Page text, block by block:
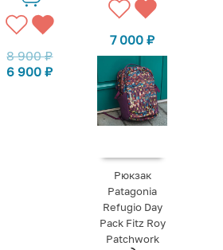
8 900₽
6 900₽
7 000₽
Рюкзак
Patagonia
Refugio Day
Pack Fitz Roy
Patchwork